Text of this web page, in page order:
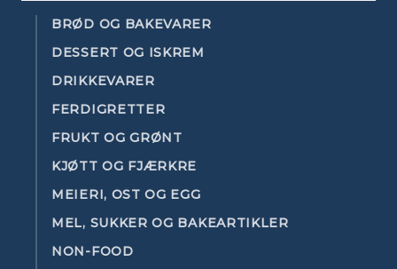
BRØD OG BAKEVARER
DESSERT OG ISKREM
DRIKKEVARER
FERDIGRETTER
FRUKT OG GRØNT
KJØTT OG FJÆRKRE
MEIERI, OST OG EGG
MEL, SUKKER OG BAKEARTIKLER
NON-FOOD